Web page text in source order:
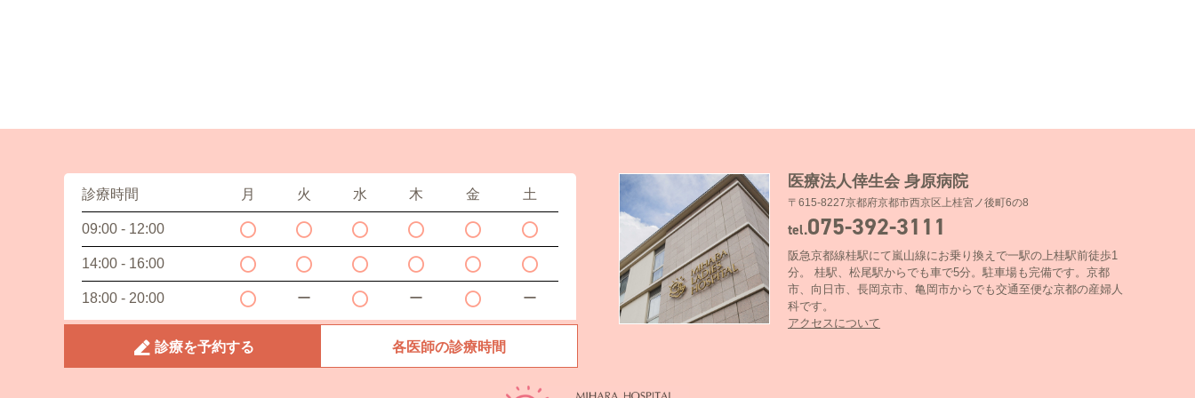
診療時間 月 火 水 木 金 土
09:00 - 12:00
14:00 - 16:00
18:00 - 20:00 ー ー ー
診療を予約する 各医師の診療時間
医療法人倖生会 身原病院
〒615-8227京都府京都市西京区上桂宮ノ後町6の8
tel.075-392-3111
阪急京都線桂駅にて嵐山線にお乗り換えで一駅の上桂駅前徒歩1
分。 桂駅、松尾駅からでも車で5分。駐車場も完備です。京都
市、向日市、長岡京市、亀岡市からでも交通至便な京都の産婦人
科です。
アクセスについて